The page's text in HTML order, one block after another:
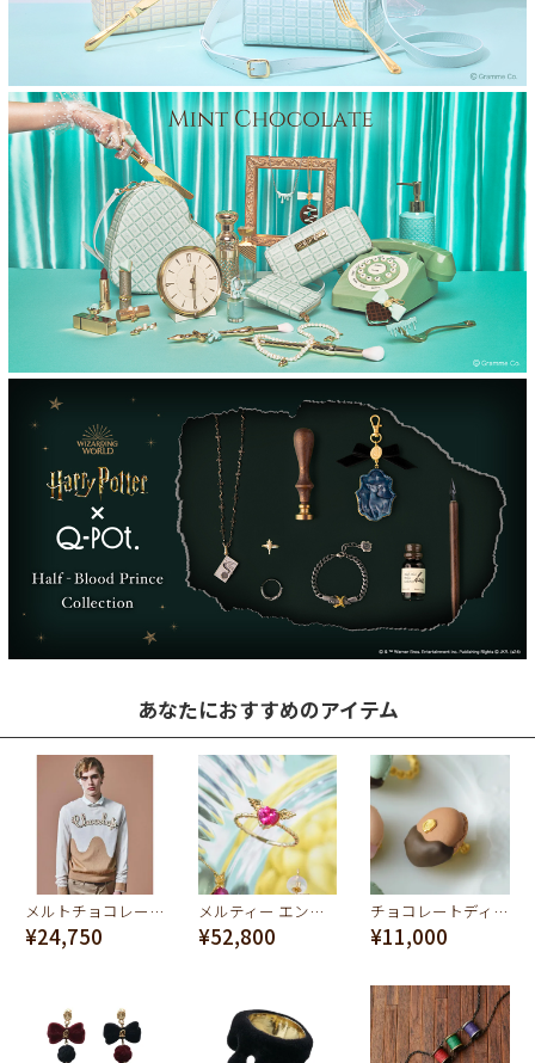
あなたにおすすめのアイテム
メルトチョコレート クルーネックニット(ミルク)
¥24,750
メルティー エンジェルハート リング K10-イエローゴールド
¥52,800
チョコレートディップマカロン イヤリング（チョコレート）
¥11,000